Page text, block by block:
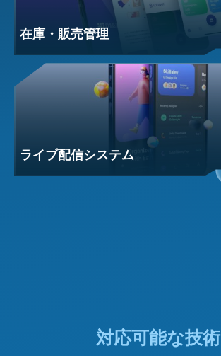
在庫・販売管理
ライブ配信システム
対応可能な技術